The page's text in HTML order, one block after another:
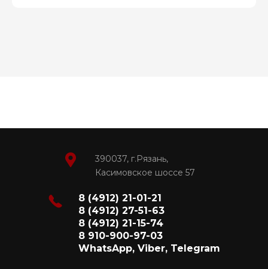
390037, г.Рязань,
Касимовское шоссе 57
8 (4912) 21-01-21
8 (4912) 27-51-63
8 (4912) 21-15-74
8 910-900-97-03
WhatsApp, Viber, Telegram